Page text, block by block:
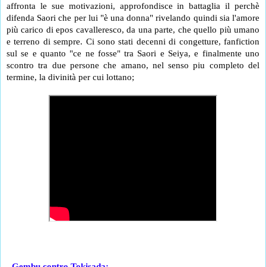
affronta le sue motivazioni, approfondisce in battaglia il perchè
difenda Saori che per lui "è una donna" rivelando quindi sia l'amore
più carico di epos cavalleresco, da una parte, che quello più umano
e terreno di sempre. Ci sono stati decenni di congetture, fanfiction
sul se e quanto "ce ne fosse" tra Saori e Seiya, e finalmente uno
scontro tra due persone che amano, nel senso piu completo del
termine, la divinità per cui lottano;